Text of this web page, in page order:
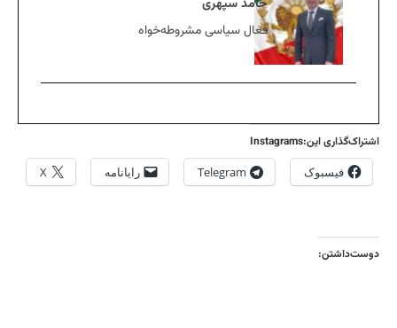
حامد سپهری
فعال سیاسی مشروطه‌خواه
اشتراک‌گذاری این:Instagrams
فیسبوک
Telegram رایانامه X
دوست‌داشتن: